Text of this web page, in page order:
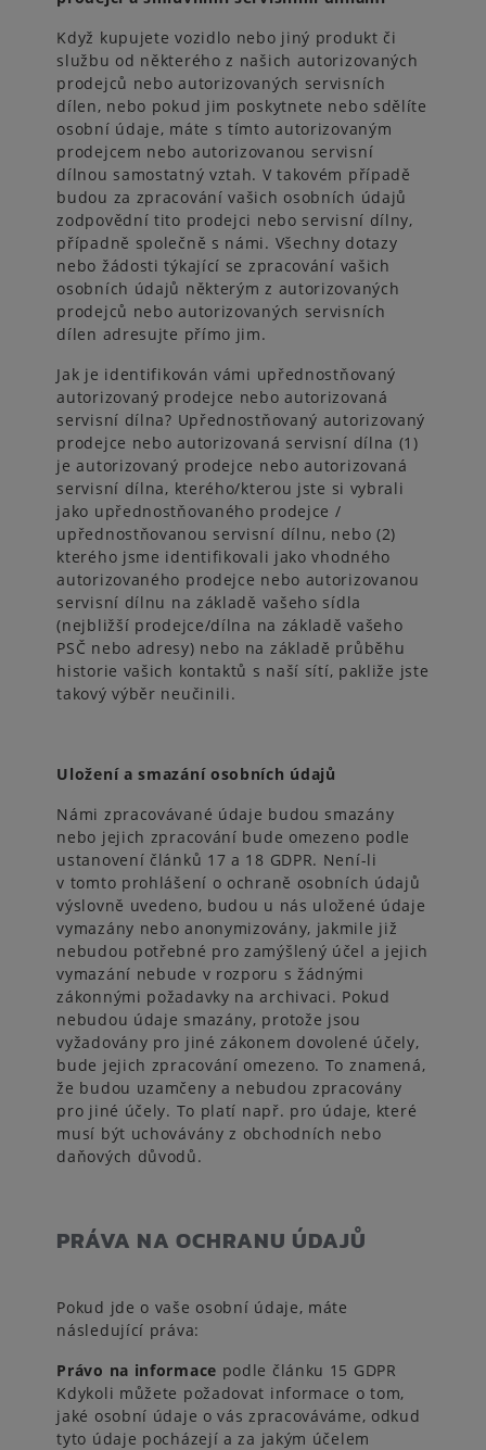
Když kupujete vozidlo nebo jiný produkt či
službu od některého z našich autorizovaných
prodejců nebo autorizovaných servisních
dílen, nebo pokud jim poskytnete nebo sdělíte
osobní údaje, máte s tímto autorizovaným
prodejcem nebo autorizovanou servisní
dílnou samostatný vztah. V takovém případě
budou za zpracování vašich osobních údajů
zodpovědní tito prodejci nebo servisní dílny,
případně společně s námi. Všechny dotazy
nebo žádosti týkající se zpracování vašich
osobních údajů některým z autorizovaných
prodejců nebo autorizovaných servisních
dílen adresujte přímo jim.
Jak je identifikován vámi upřednostňovaný
autorizovaný prodejce nebo autorizovaná
servisní dílna? Upřednostňovaný autorizovaný
prodejce nebo autorizovaná servisní dílna (1)
je autorizovaný prodejce nebo autorizovaná
servisní dílna, kterého/kterou jste si vybrali
jako upřednostňovaného prodejce /
upřednostňovanou servisní dílnu, nebo (2)
kterého jsme identifikovali jako vhodného
autorizovaného prodejce nebo autorizovanou
servisní dílnu na základě vašeho sídla
(nejbližší prodejce/dílna na základě vašeho
PSČ nebo adresy) nebo na základě průběhu
historie vašich kontaktů s naší sítí, pakliže jste
takový výběr neučinili.
Uložení a smazání osobních údajů
Námi zpracovávané údaje budou smazány
nebo jejich zpracování bude omezeno podle
ustanovení článků 17 a 18 GDPR. Není-li
v tomto prohlášení o ochraně osobních údajů
výslovně uvedeno, budou u nás uložené údaje
vymazány nebo anonymizovány, jakmile již
nebudou potřebné pro zamýšlený účel a jejich
vymazání nebude v rozporu s žádnými
zákonnými požadavky na archivaci. Pokud
nebudou údaje smazány, protože jsou
vyžadovány pro jiné zákonem dovolené účely,
bude jejich zpracování omezeno. To znamená,
že budou uzamčeny a nebudou zpracovány
pro jiné účely. To platí např. pro údaje, které
musí být uchovávány z obchodních nebo
daňových důvodů.
PRÁVA NA OCHRANU ÚDAJŮ
Pokud jde o vaše osobní údaje, máte
následující práva:
Právo na informace podle článku 15 GDPR
Kdykoli můžete požadovat informace o tom,
jaké osobní údaje o vás zpracováváme, odkud
tyto údaje pocházejí a za jakým účelem